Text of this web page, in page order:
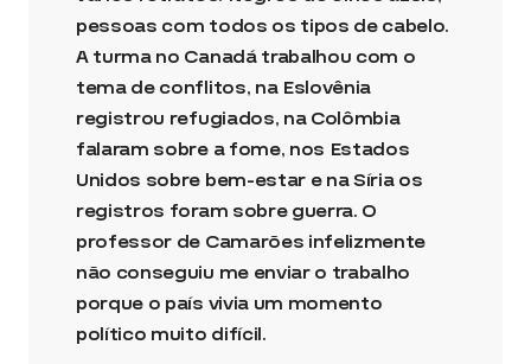
pessoas com todos os tipos de cabelo.
A turma no Canadá trabalhou com o
tema de conflitos, na Eslovênia
registrou refugiados, na Colômbia
falaram sobre a fome, nos Estados
Unidos sobre bem-estar e na Síria os
registros foram sobre guerra. O
professor de Camarões infelizmente
não conseguiu me enviar o trabalho
porque o país vivia um momento
político muito difícil.